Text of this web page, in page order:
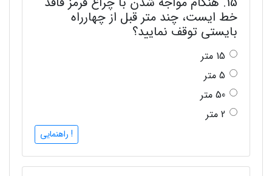
خط ایست، چند متر قبل از چهارراه
بایستی توقف نمایید؟
15 متر
5 متر
50 متر
2 متر
! راهنمایی